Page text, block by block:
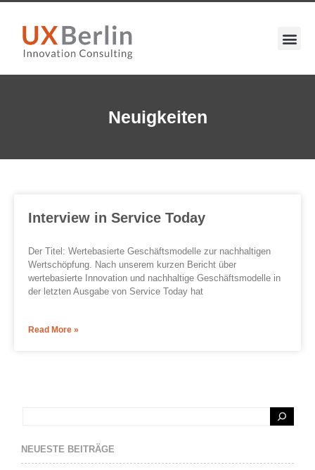
Neuigkeiten
Interview in Service Today
Der Titel: Wertebasierte Geschäftsmodelle zur nachhaltigen
Wertschöpfung. Nach unserem kurzen Bericht über
wertebasierte Innovation und nachhaltige Geschäftsmodelle in
der letzten Ausgabe von Service Today hat
Read More »
NEUESTE BEITRÄGE